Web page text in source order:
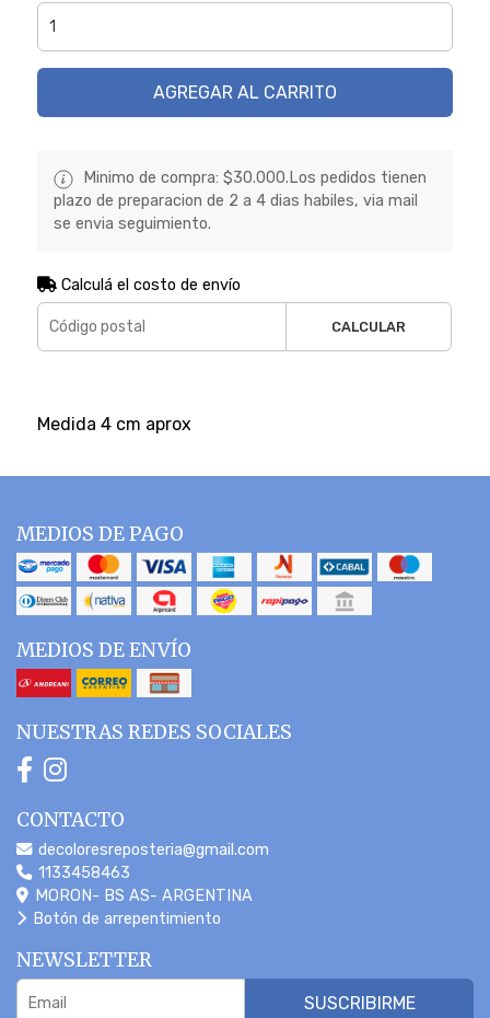
AGREGAR AL CARRITO
Minimo de compra: $30.000.Los pedidos tienen
plazo de preparacion de 2 a 4 dias habiles, via mail
se envia seguimiento.
Calculá el costo de envío
CALCULAR
Medida 4 cm aprox
MEDIOS DE PAGO
MEDIOS DE ENVÍO
NUESTRAS REDES SOCIALES
CONTACTO
decoloresreposteria@gmail.com
1133458463
MORON- BS AS- ARGENTINA
Botón de arrepentimiento
NEWSLETTER
SUSCRIBIRME